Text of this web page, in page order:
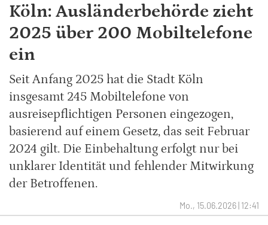
Köln: Ausländerbehörde zieht
2025 über 200 Mobiltelefone
ein
Seit Anfang 2025 hat die Stadt Köln
insgesamt 245 Mobiltelefone von
ausreisepflichtigen Personen eingezogen,
basierend auf einem Gesetz, das seit Februar
2024 gilt. Die Einbehaltung erfolgt nur bei
unklarer Identität und fehlender Mitwirkung
der Betroffenen.
Mo., 15.06.2026 | 12:41